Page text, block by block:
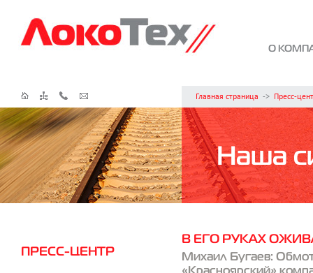
О
Главная страница -> Пресс-
Наша
ПРЕСС-ЦЕНТР
В ЕГО РУКАХ
Михаил Бугаев:
«Красноярский»